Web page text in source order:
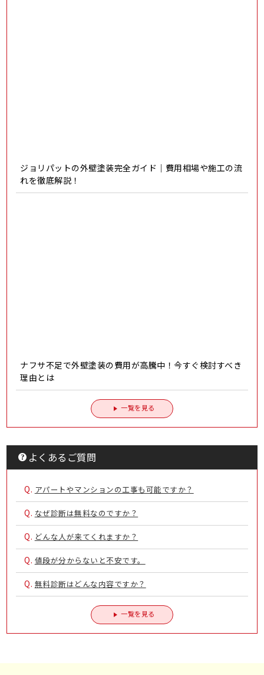
ジョリパットの外壁塗装完全ガイド｜費用相場や施工の流
れを徹底解説！
ナフサ不足で外壁塗装の費用が高騰中！今すぐ検討すべき
理由とは
一覧を見る
よくあるご質問
Q. アパートやマンションの工事も可能ですか？
Q. なぜ診断は無料なのですか？
Q. どんな人が来てくれますか？
Q. 値段が分からないと不安です。
Q. 無料診断はどんな内容ですか？
一覧を見る